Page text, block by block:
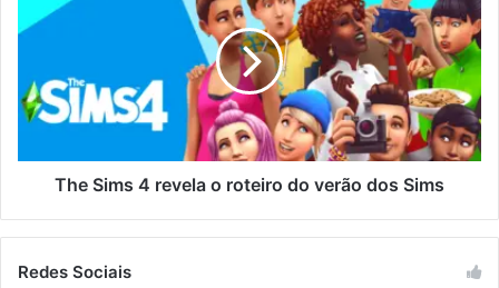
The Sims 4 revela o roteiro do verão dos Sims
Redes Sociais